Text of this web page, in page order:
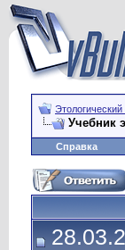
Учебник
Справка